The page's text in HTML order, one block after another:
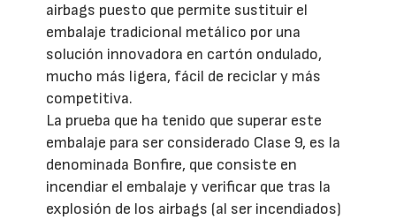
airbags puesto que permite sustituir el
embalaje tradicional metálico por una
solución innovadora en cartón ondulado,
mucho más ligera, fácil de reciclar y más
competitiva.
La prueba que ha tenido que superar este
embalaje para ser considerado Clase 9, es la
denominada Bonfire, que consiste en
incendiar el embalaje y verificar que tras la
explosión de los airbags (al ser incendiados)